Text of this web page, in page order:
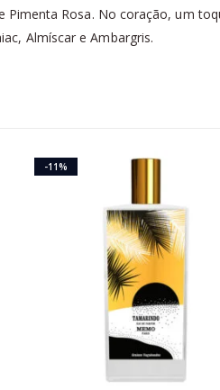
Rosa. No coração, um
Almíscar e Ambargris.
-11%